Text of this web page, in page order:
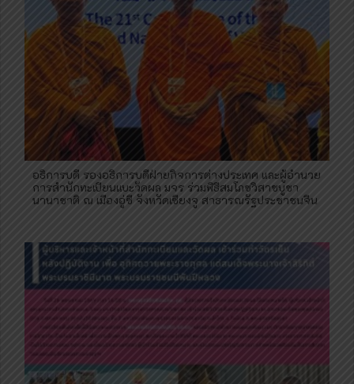
อธิการบดี รองอธิการบดีฝ่ายกิจการต่างประเทศ และผู้อำนวย
การสำนักทะเบียนแบะวัดผล มจร ร่วมพิธีสมโภชวิสาขบูชา
นานาชาติ ณ เมืองอู่ซี จังหวัดเซียงจู สาธารณรัฐประชาชนจีน